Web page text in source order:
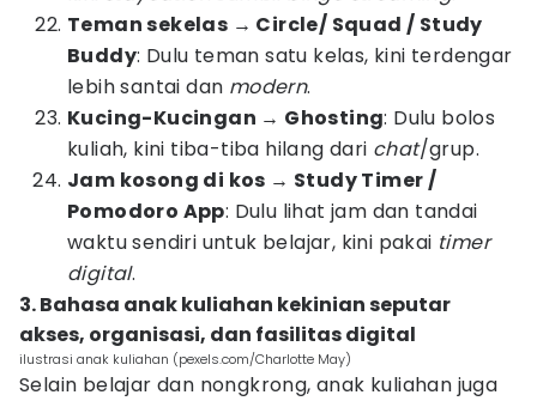
Teman sekelas → Circle/ Squad / Study
Buddy: Dulu teman satu kelas, kini terdengar
lebih santai dan modern.
Kucing-Kucingan → Ghosting: Dulu bolos
kuliah, kini tiba-tiba hilang dari chat/grup.
Jam kosong di kos → Study Timer /
Pomodoro App: Dulu lihat jam dan tandai
waktu sendiri untuk belajar, kini pakai timer
digital.
3. Bahasa anak kuliahan kekinian seputar
akses, organisasi, dan fasilitas digital
ilustrasi anak kuliahan (pexels.com/Charlotte May)
Selain belajar dan nongkrong, anak kuliahan juga